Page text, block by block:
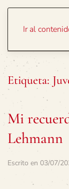
Ir al
Etiqueta:
Mi
Lehmann
Escrito en 03/07/